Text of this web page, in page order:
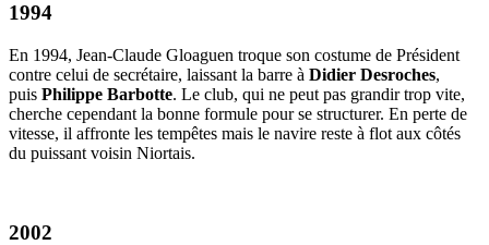
1994
En 1994, Jean-Claude Gloaguen troque son costume de Président
contre celui de secrétaire, laissant la barre à Didier Desroches,
puis Philippe Barbotte. Le club, qui ne peut pas grandir trop vite,
cherche cependant la bonne formule pour se structurer. En perte de
vitesse, il affronte les tempêtes mais le navire reste à flot aux côtés
du puissant voisin Niortais.
2002